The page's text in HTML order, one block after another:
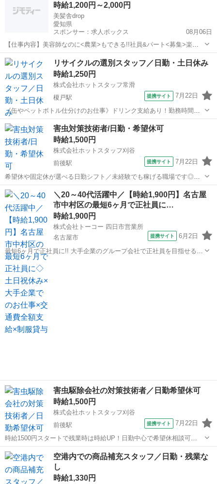
まざまなお仕事をご用意。...時給1,200円～2,000円
美髪舎drop
愛知県
スポンサー：求人ボックス
08月06日
【仕事内容】美容師なのに<農業>もできる!!社員&パート<募集>楽し
める環境があります <募集職種> 美容師 <仕事内容> カット カラー パ
ーマ 着付け ハワイアンロミロミ メイク 『美容師一般業務』 ブランク
による技術の遅れは...
アルバイト・パート
リサイクルの選別スタッフ／日勤・土日休み
時給1,250円
株式会社ホットスタッフ常滑
榎戸駅
提携サイト 7月22日
《缶やペットボトル仕分けのお仕事》ドリンク支給あり！勤務時間の
相談可能/土日休み/週4～OK♪ ＼ホットスタッフ常滑が選ばれる理由／
◆ 幅広いお仕事をご紹介！ 製造・軽作業・事務・販売まで、さまざま
なお仕事をご用意。 ...
愛知 常滑市 榎戸駅 その他
害虫対策技術者/日勤・希望休可
時給1,500円
株式会社ホットスタッフ刈谷
前後駅
提携サイト 7月22日
希望休や固定休が選べる日勤シフト／未経験でも稼げる職場です◎
【仕事内容】
・・・・・・・・・・・・・・・・・・・・・・・・・・・・・・・
・・・・・・・・・ 害虫駆除・シロアリ駆除や 対策・消毒を行う会社
さんでのお仕事！...
愛知 その他
＼20～40代活躍中／【時給1,900円】名古屋
市中村区の最短6ヶ月で正社員に…
時給1,900円
株式会社トーコー 四日市営業所
名古屋市
提携サイト 6月2日
最短6ヶ月で正社員に!! 大手企業のグループ会社で正社員を目指せるお
仕事です。 〜お仕事内容〜 設備保全(電計) 保全計画に則した工事計
画・手配・工事管理 電計備品の管理 起業、修繕などの検討・見積など
設備故障時の緊急対応...
愛知 名古屋市
害虫駆除会社の対策技術者／日勤希望休可
時給1,500円
株式会社ホットスタッフ刈谷
前後駅
提携サイト 7月22日
時給1500円スタートで残業時は時給UP！日勤中心で希望休相談可
【仕事内容】
・・・・・・・・・・・・・・・・・・・・・・・・・・・・・・・
・・・・・・・・・ 害虫駆除・シロアリ駆除や 対策・消毒を行う会社
さんでのお仕...
愛知 前後駅 その他
空港内での商品補充スタッフ／日勤・残業な
し
時給1,330円